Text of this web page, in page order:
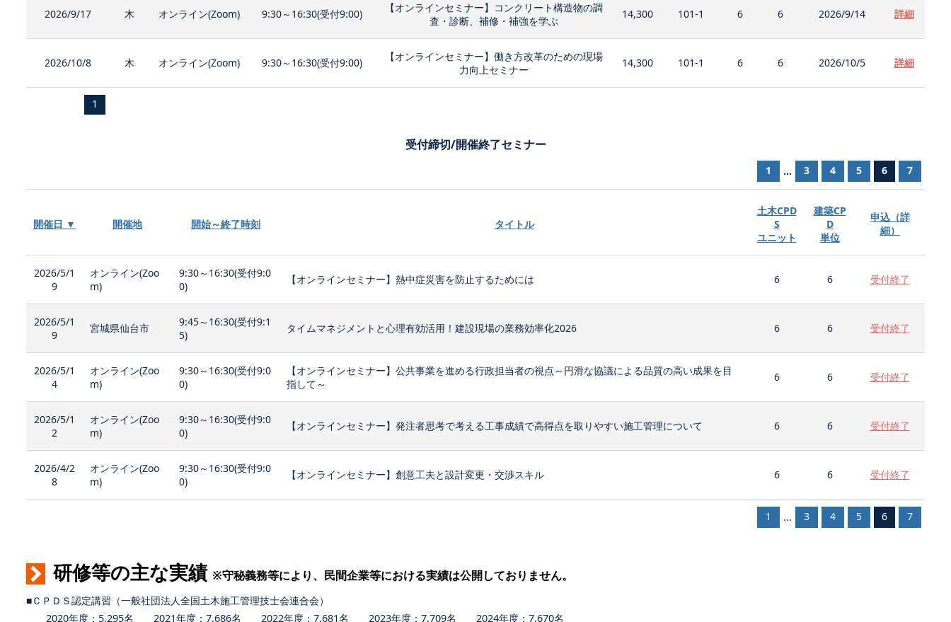
2026/9/17 木 オンライン(Zoom) 9:30～16:30(受付9:00)
【オンラインセミナー】コンクリート構造物の調
査・診断、補修・補強を学ぶ
14,300 101-1 6 6 2026/9/14 詳細
2026/10/8 木 オンライン(Zoom) 9:30～16:30(受付9:00)
【オンラインセミナー】働き方改革のための現場
力向上セミナー
14,300 101-1 6 6 2026/10/5 詳細
1
受付締切/開催終了セミナー
1 ... 3 4 5 6 7
開催日 ▼ 開催地 開始～終了時刻 タイトル
土木CPD
S
ユニット
建築CP
D
単位
申込（詳
細）
2026/5/1
9
オンライン(Zoo
m)
9:30～16:30(受付9:0
0)
【オンラインセミナー】熱中症災害を防止するためには 6 6 受付終了
2026/5/1
9
宮城県仙台市
9:45～16:30(受付9:1
5)
タイムマネジメントと心理有効活用！建設現場の業務効率化2026 6 6 受付終了
2026/5/1
4
オンライン(Zoo
m)
9:30～16:30(受付9:0
0)
【オンラインセミナー】公共事業を進める行政担当者の視点～円滑な協議による品質の高い成果を目
指して～
6 6 受付終了
2026/5/1
2
オンライン(Zoo
m)
9:30～16:30(受付9:0
0)
【オンラインセミナー】発注者思考で考える工事成績で高得点を取りやすい施工管理について 6 6 受付終了
2026/4/2
8
オンライン(Zoo
m)
9:30～16:30(受付9:0
0)
【オンラインセミナー】創意工夫と設計変更・交渉スキル 6 6 受付終了
1 ... 3 4 5 6 7
研修等の主な実績 ※守秘義務等により、民間企業等における実績は公開しておりません。
■ＣＰＤＳ認定講習（一般社団法人全国土木施工管理技士会連合会）
2020年度：5,295名 2021年度：7,686名 2022年度：7,681名 2023年度：7,709名 2024年度：7,670名